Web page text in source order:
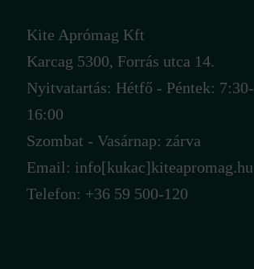
Kite Aprómag Kft
Karcag 5300, Forrás utca 14.
Nyitvatartás: Hétfő - Péntek: 7:30-
16:00
Szombat - Vasárnap: zárva
Email: info[kukac]kiteapromag.hu
Telefon: +36 59 500-120